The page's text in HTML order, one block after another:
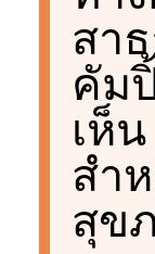
สา
คัม
เห็
สำ
สุข